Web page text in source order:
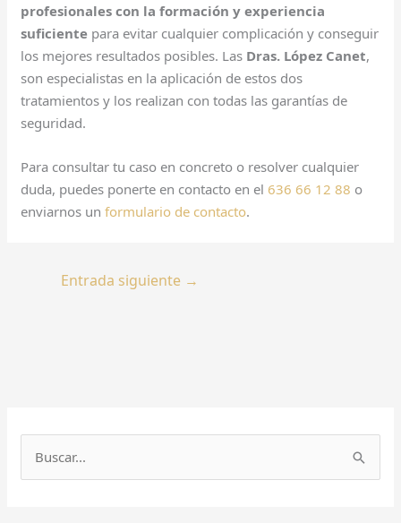
profesionales con la formación y experiencia
suficiente para evitar cualquier complicación y conseguir
los mejores resultados posibles. Las Dras. López Canet,
son especialistas en la aplicación de estos dos
tratamientos y los realizan con todas las garantías de
seguridad.
Para consultar tu caso en concreto o resolver cualquier
duda, puedes ponerte en contacto en el 636 66 12 88 o
enviarnos unformulario de contacto.
Entrada siguiente →